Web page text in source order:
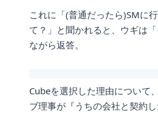
これに「(普通だったら)SMに
て？」と聞かれると、ウギは
ながら返答。
Cubeを選択した理由について
ブ理事が『うちの会社と契約